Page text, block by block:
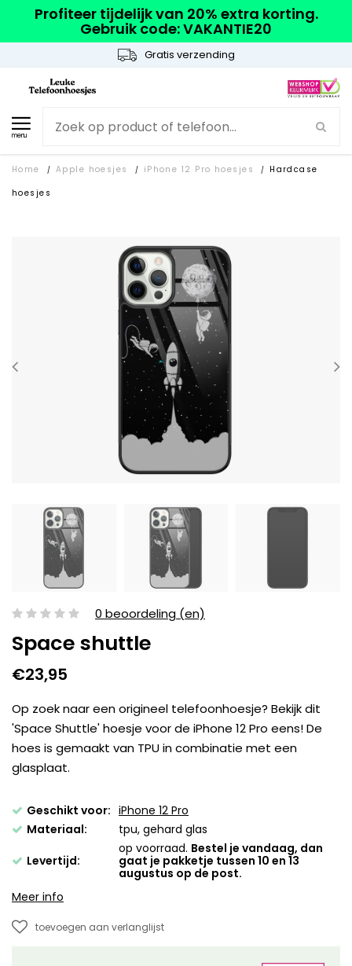
Profiteer tijdelijk van 20% extra korting.
Gebruik code: VAKANTIE20
Gratis verzending
menu
Home / Apple hoesjes / iPhone 12 Pro hoesjes /
Hardcase
hoesjes
0 beoordeling (en)
Space shuttle
€23,95
Op zoek naar een origineel telefoonhoesje? Bekijk dit
'Space Shuttle' hoesje voor de iPhone 12 Pro eens! De
hoes is gemaakt van TPU in combinatie met een
glasplaat.
Geschikt voor: iPhone 12 Pro
Materiaal:
tpu, gehard glas
Levertijd:
op voorraad. Bestel je vandaag, dan
gaat je pakketje tussen 10 en 13
augustus op de post.
Meer info
toevoegen aan verlanglijst